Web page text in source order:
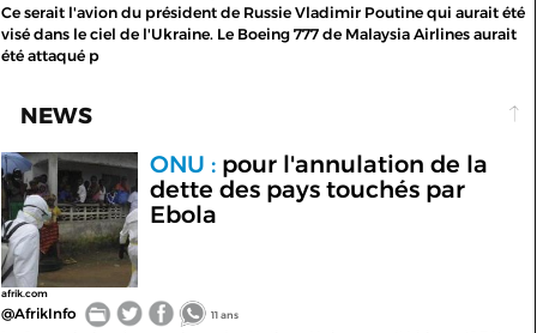
Ce serait l'avion du président de Russie Vladimir Poutine qui aurait été
visé dans le ciel de l'Ukraine. Le Boeing 777 de Malaysia Airlines aurait
été attaqué p
NEWS
afrik.com
ONU :pour l'annulation de la
dette des pays touchés par
Ebola
@AfrikInfo 11 ans